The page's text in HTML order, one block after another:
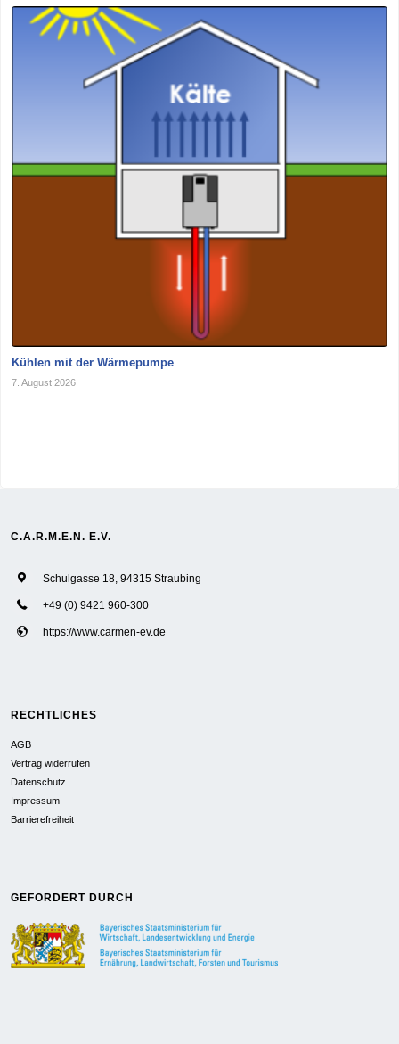
Kühlen mit der Wärmepumpe
7. August 2026
C.A.R.M.E.N. E.V.
Schulgasse 18, 94315 Straubing
+49 (0) 9421 960-300
https://www.carmen-ev.de
RECHTLICHES
AGB
Vertrag widerrufen
Datenschutz
Impressum
Barrierefreiheit
GEFÖRDERT DURCH